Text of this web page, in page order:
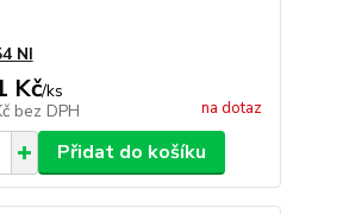
NI
Kč/ks
bez DPH na dotaz
Přidat do košíku